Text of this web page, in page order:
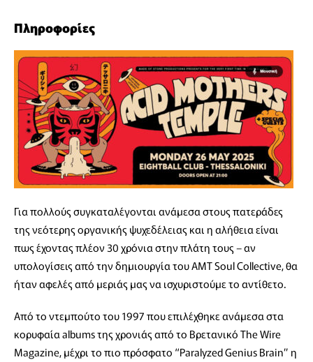
Πληροφορίες
Για πολλούς συγκαταλέγονται ανάμεσα στους πατεράδες
της νεότερης οργανικής ψυχεδέλειας και η αλήθεια είναι
πως έχοντας πλέον 30 χρόνια στην πλάτη τους – αν
υπολογίσεις από την δημιουργία του AMT Soul Collective, θα
ήταν αφελές από μεριάς μας να ισχυριστούμε το αντίθετο.
Από το ντεμπούτο του 1997 που επιλέχθηκε ανάμεσα στα
κορυφαία albums της χρονιάς από το Βρετανικό The Wire
Magazine, μέχρι το πιο πρόσφατο “Paralyzed Genius Brain” η